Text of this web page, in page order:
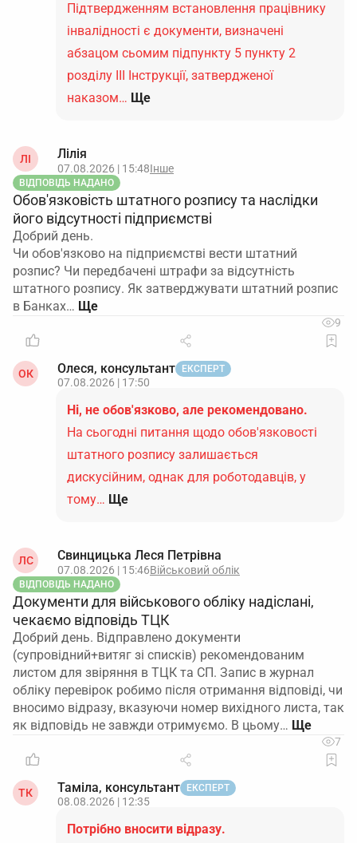
Підтвердженням встановлення працівнику
інвалідності є документи, визначені
абзацом сьомим підпункту 5 пункту 2
розділу ІІІ Інструкції, затвердженої
наказом… Ще
ЛІ Лілія
07.08.2026 | 15:48Інше
ВІДПОВІДЬ НАДАНО
Обов'язковість штатного розпису та наслідки
його відсутності підприємстві
Добрий день.
Чи обов'язково на підприємстві вести штатний
розпис? Чи передбачені штрафи за відсутність
штатного розпису. Як затверджувати штатний розпис
в Банках…
9
ОК Олеся, консультант ЕКСПЕРТ
07.08.2026 | 17:50
Ні, не обов'язково, але рекомендовано.
На сьогодні питання щодо обов'язковості
штатного розпису залишається
дискусійним, однак для роботодавців, у
тому… Ще
ЛС Свинцицька Леся Петрівна
07.08.2026 | 15:46Військовий облік
ВІДПОВІДЬ НАДАНО
Документи для військового обліку надіслані,
чекаємо відповідь ТЦК
Добрий день. Відправлено документи
(супровідний+витяг зі списків) рекомендованим
листом для звіряння в ТЦК та СП. Запис в журнал
обліку перевірок робимо після отримання відповіді, чи
вносимо відразу, вказуючи номер вихідного листа, так
як відповідь не завжди отримуємо. В цьому…
7
ТК Таміла, консультант ЕКСПЕРТ
08.08.2026 | 12:35
Потрібно вносити відразу.